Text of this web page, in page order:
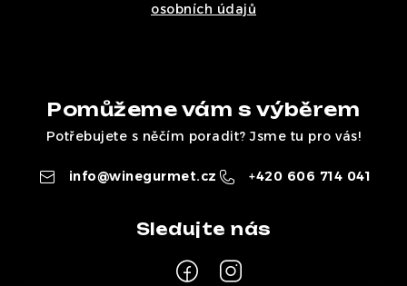
Pomůžeme vám s výběrem
Potřebujete s něčím poradit? Jsme tu pro vás!
info@winegurmet.cz +420 606 714 041
osobních údajů